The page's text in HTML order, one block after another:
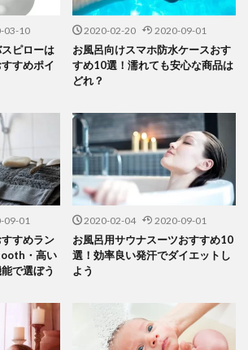
03-10
ピローは
すめポイ
2020-02-20 2020-09-01
お風呂向けスマホ防水ケースおす
すめ10選！濡れても安心な商品は
どれ？
09-01
すめラン
・高い
で選ぼう
2020-02-04 2020-09-01
お風呂用サウナスーツおすすめ10
選！効率良い発汗でダイエットし
よう